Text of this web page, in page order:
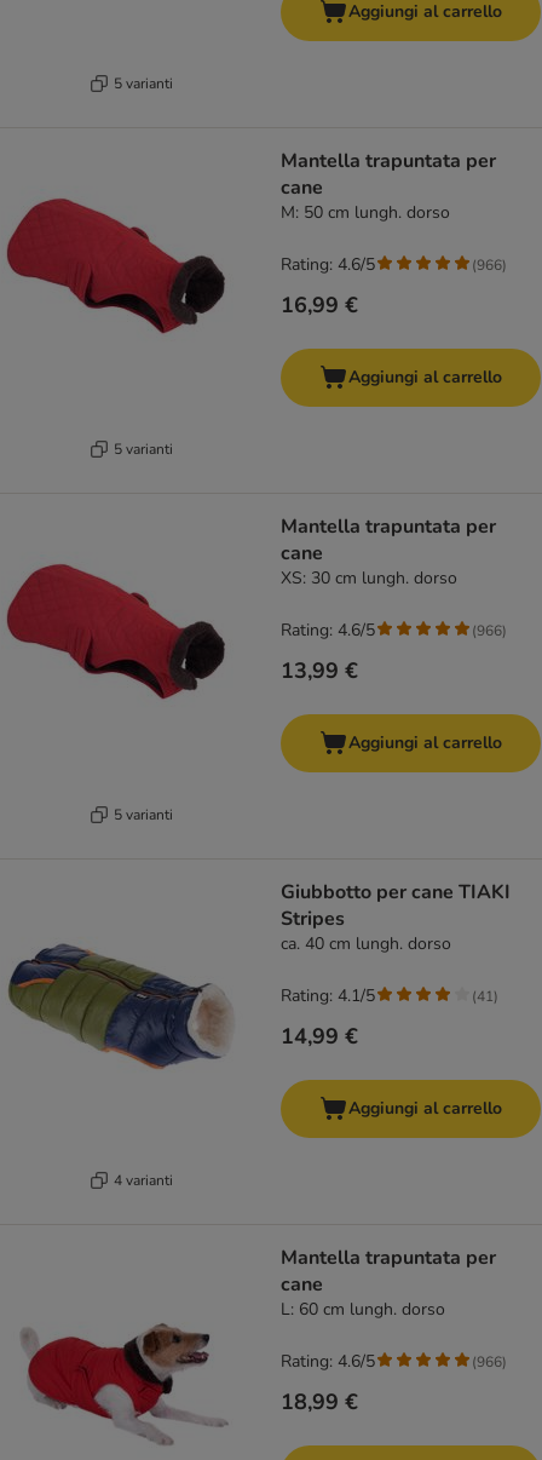
5 varianti
Aggiungi al carrello
5 varianti
Mantella trapuntata per
cane
M: 50 cm lungh. dorso
16,99 €
Rating: 4.6/5 (966)
Aggiungi al carrello
5 varianti
Mantella trapuntata per
cane
XS: 30 cm lungh. dorso
13,99 €
Rating: 4.6/5 (966)
Aggiungi al carrello
4 varianti
Giubbotto per cane TIAKI
Stripes
ca. 40 cm lungh. dorso
14,99 €
Rating: 4.1/5 (41)
Aggiungi al carrello
Mantella trapuntata per
cane
L: 60 cm lungh. dorso
18,99 €
Rating: 4.6/5 (966)